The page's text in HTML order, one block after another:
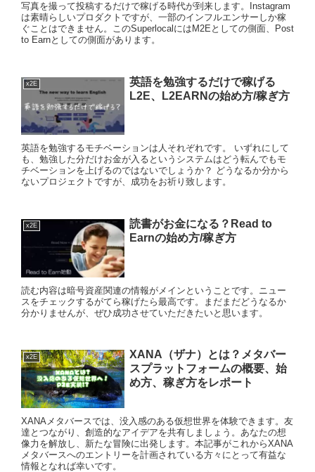
写真を撮って投稿するだけで稼げる時代が到来します。Instagram
は素晴らしいプロダクトですが、一部のインフルエンサーしか稼
ぐことはできません。このSuperlocalにはM2Eとしての側面、Post
to Earnとしての側面があります。
x2E
英語を勉強するだけで稼げる
L2E、L2EARNの始め方/稼ぎ方
英語を勉強するモチベーションは人それぞれです。 いずれにして
も、勉強した分だけお金が入るというシステムはどう転んでもモ
チベーションを上げるのではないでしょうか？ どうなるか分から
ないプロジェクトですが、成功をお祈り致します。
x2E
読書がお金になる？Read to
Earnの始め方/稼ぎ方
読む内容は暗号資産関連の情報がメインということです。ニュー
スをチェックするがてら稼げたら最高です。まだまだどうなるか
分かりませんが、ぜひ成功させていただきたいと思います。
x2E
XANA（ザナ）とは？メタバー
スプラットフォームの概要、始
め方、稼ぎ方をレポート
XANAメタバースでは、没入感のある仮想世界を体験できます。友
達とつながり、創造的なアイデアを共有しましょう。あなたの想
像力を解放し、新たな冒険に出発します。本記事がこれからXANA
メタバースへのエントリーを計画されている方々にとって有益な
情報となれば幸いです。